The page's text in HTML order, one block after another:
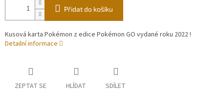
Přidat do košíku
Kusová karta Pokémon z edice Pokémon GO vydané roku 2022 !
Detailní informace
ZEPTAT SE HLÍDAT SDÍLET